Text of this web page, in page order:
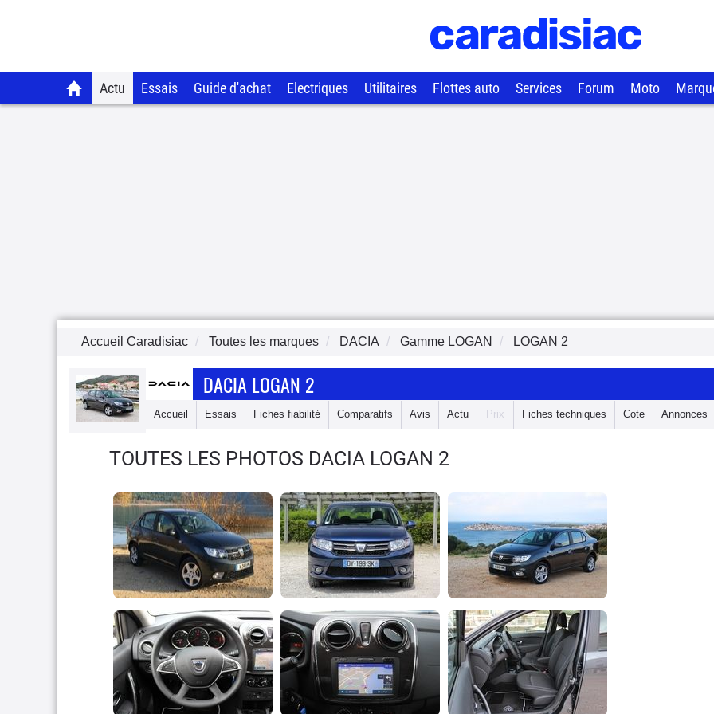
Actu Essais Guide d'achat Electriques Utilitaires Flottes auto Services Forum Moto
Accueil Caradisiac Toutes les marques DACIA Gamme LOGAN LOGAN 2
DACIA LOGAN 2
Accueil Essais Fiches fiabilité Comparatifs Avis Actu Prix Fiches techniques Cote Annonces
TOUTES LES PHOTOS DACIA LOGAN 2